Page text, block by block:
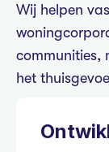
Wij helpen
communities,
het